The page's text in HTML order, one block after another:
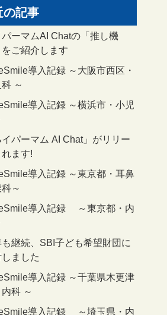
の記事
ーマムAI Chatの「推し機
ご紹介します
導入記録 ～大阪市西区・
～
導入記録 ～横浜市・小児
イパーマム AI Chat」がリリー
れます!
導入記録 ～東京都・耳鼻
～
導入記録 ～東京都・内
継続、SBI子ども希望財団に
ました
導入記録 ～千葉県木更津
科 ～
導入記録 ～埼玉県・内